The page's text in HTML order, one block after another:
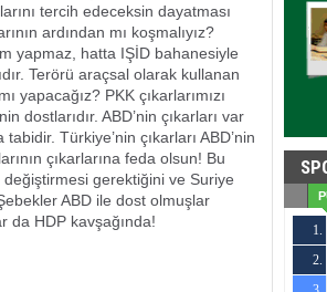
tercih edeceksin dayatması
ardından mı koşmalıyız?
yapmaz, hatta IŞİD bahanesiyle
Terörü araçsal olarak kullanan
yapacağız? PKK çıkarlarımızı
dostlarıdır. ABD’nin çıkarları var
Türkiye’nin çıkarları ABD’nin
çıkarlarına feda olsun! Bu
değiştirmesi gerektiğini ve Suriye
ABD ile dost olmuşlar
da HDP kavşağında!
1.
4
2.